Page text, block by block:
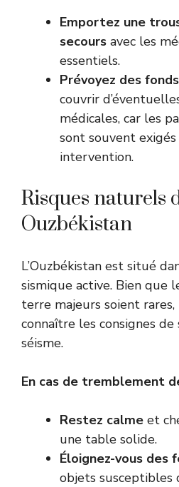
Emportez une
secours avec les
essentiels.
Prévoyez des
couvrir
médicales, car les
sont souvent
intervention.
Risques naturels
Ouzbékistan
L’Ouzbékistan est situé
sismique active. Bien que
terre majeurs soient
connaître les consignes
séisme.
En cas de tremblement
Restez calme et
une table solide.
Éloignez-vous des
objets susceptibles